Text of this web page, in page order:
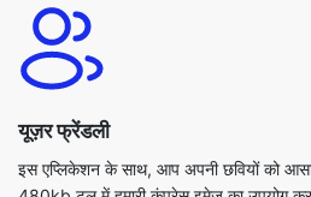
यूज़र फ्रेंडली
इस एप्लिकेशन के साथ, आप अपनी छवियों को
करने के लिए पेशेवर होना आवश्यक नहीं है। इस
उपयोगकर्ताओं का स्वागत है। क्योंकि सब कुछ एक
अनुमान नहीं लगाना होगा कि संपादन कहाँ से शुरू